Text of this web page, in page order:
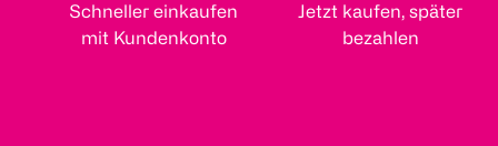
Schneller einkaufen
mit Kundenkonto
Jetzt kaufen, später
bezahlen